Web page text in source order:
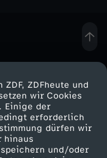
ZDFheute und
wir Cookies
Einige der
erforderlich
dürfen wir
hinaus
und/oder